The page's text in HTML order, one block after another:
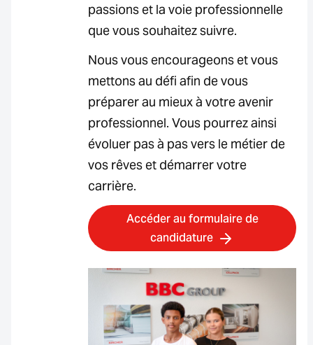
passions et la voie professionnelle
que vous souhaitez suivre.
Nous vous encourageons et vous
mettons au défi afin de vous
préparer au mieux à votre avenir
professionnel. Vous pourrez ainsi
évoluer pas à pas vers le métier de
vos rêves et démarrer votre
carrière.
Accéder au formulaire de
candidature